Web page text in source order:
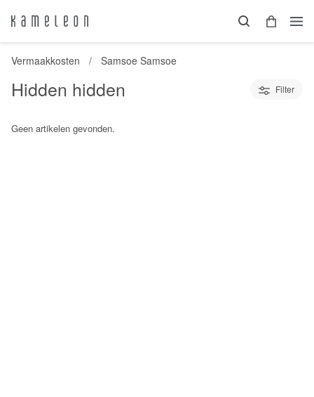
Vermaakkosten Samsoe Samsoe
Hidden hidden Filter
Geen artikelen gevonden.